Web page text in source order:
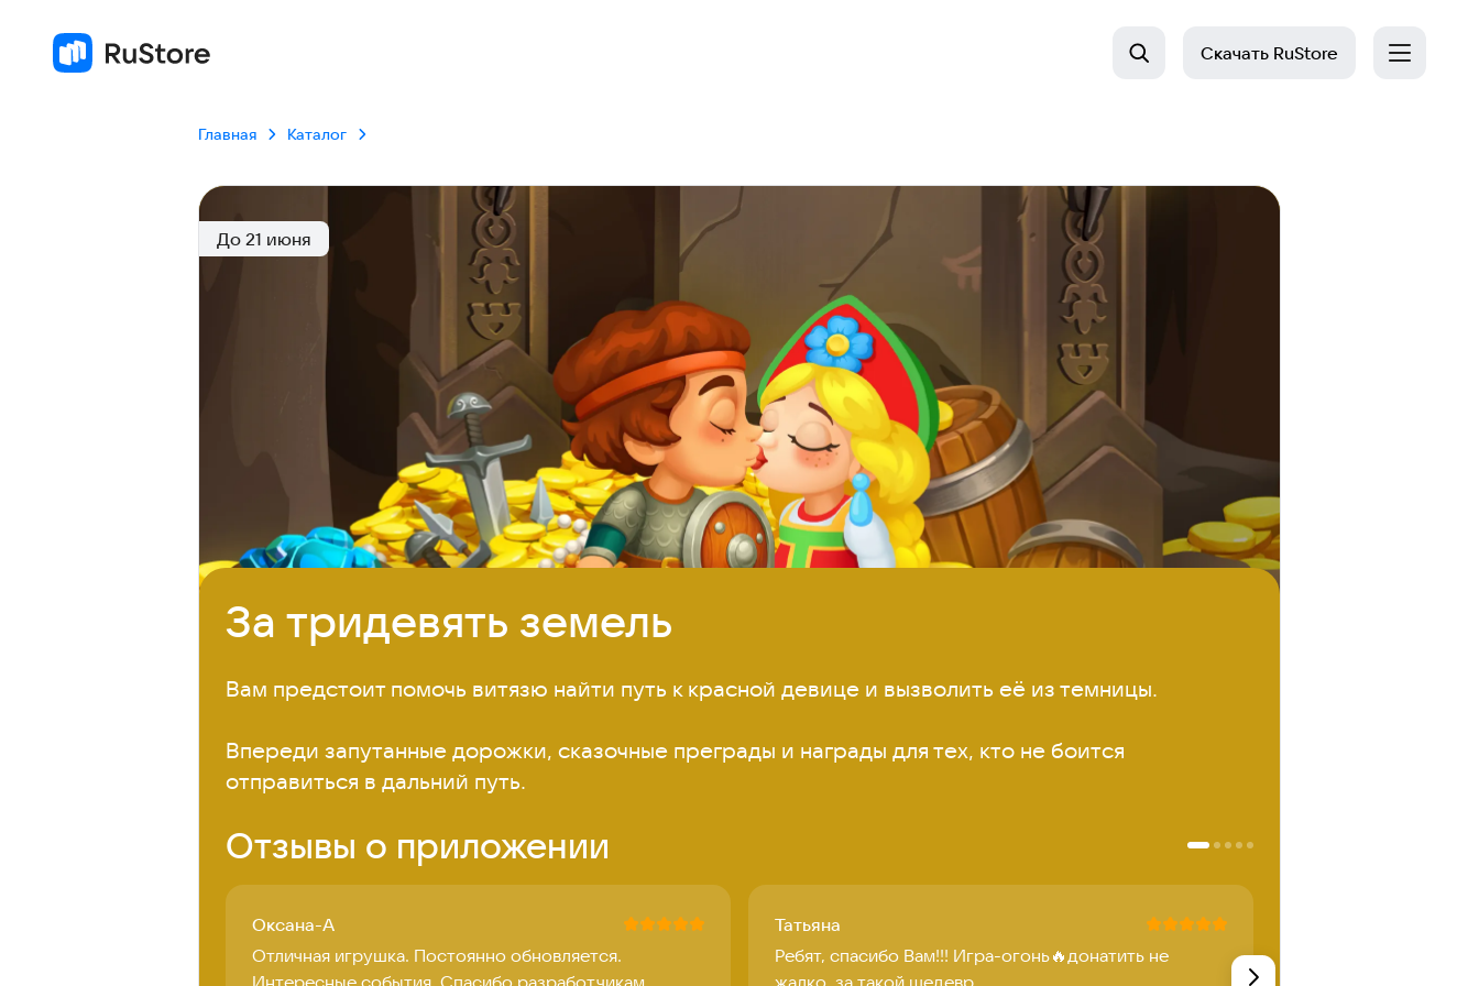
Скачать RuStore
Главная Каталог
До 21 июня
За тридевять земель
Вам предстоит помочь витязю найти путь к красной девице и вызволить её из темницы.
Впереди запутанные дорожки, сказочные преграды и награды для тех, кто не боится
отправиться в дальний путь.
Отзывы о приложении
Оксана-А
Отличная игрушка. Постоянно обновляется.
Интересные события. Спасибо разработчикам.
Татьяна
Ребят, спасибо Вам!!! Игра-огонь🔥донатить не
жалко, за такой шедевр